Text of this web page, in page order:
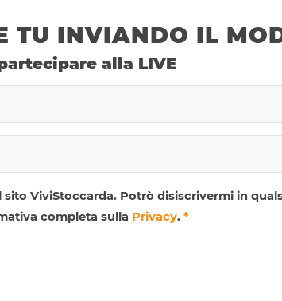
TU INVIANDO IL
alla LIVE
ViviStoccarda. Potrò disiscrivermi in
completa sulla Privacy. *